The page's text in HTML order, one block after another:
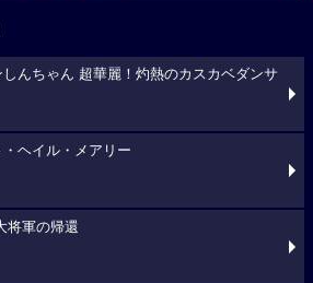
んちゃん 超華麗！灼熱のカスカベダンサ
ヘイル・メアリー
将軍の帰還